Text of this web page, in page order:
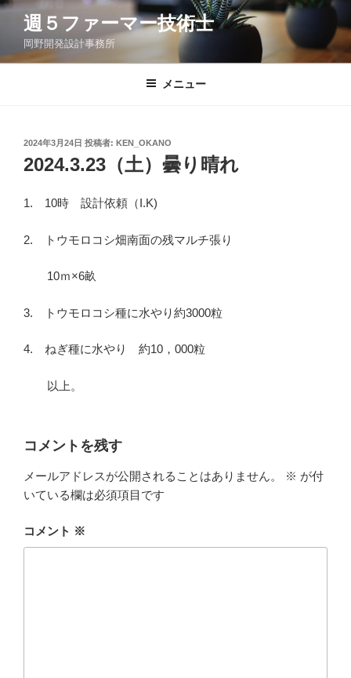
コ
ン
週５ファーマー技術士
岡野開発設計事務所
メニュー
投
稿
日:
2024年3月24日 投稿者: KEN_OKANO
2024.3.23（土）曇り晴れ
1. 10時 設計依頼（I.K)
2. トウモロコシ畑南面の残マルチ張り
10ｍ×6畝
3. トウモロコシ種に水やり約3000粒
4. ねぎ種に水やり 約10，000粒
以上。
コメントを残す
メールアドレスが公開されることはありません。 ※ が付
いている欄は必須項目です
コメント ※